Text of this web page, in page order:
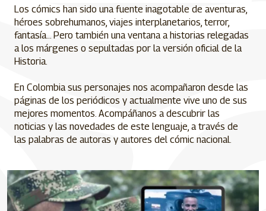
Los cómics han sido una fuente inagotable de aventuras,
héroes sobrehumanos, viajes interplanetarios, terror,
fantasía... Pero también una ventana a historias relegadas
a los márgenes o sepultadas por la versión oficial de la
Historia.
En Colombia sus personajes nos acompañaron desde las
páginas de los periódicos y actualmente vive uno de sus
mejores momentos. Acompáñanos a descubrir las
noticias y las novedades de este lenguaje, a través de
las palabras de autoras y autores del cómic nacional.